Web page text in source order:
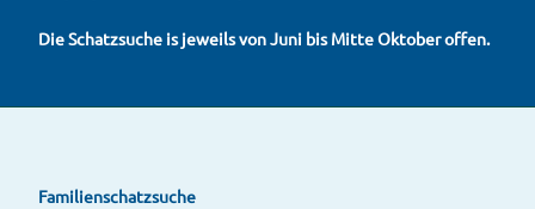
Die Schatzsuche is jeweils von Juni bis Mitte Oktober offen.
Familienschatzsuche